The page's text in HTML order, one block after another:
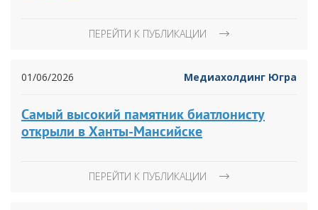
ПЕРЕЙТИ К ПУБЛИКАЦИИ
01/06/2026 Медиахолдинг Югра
Самый высокий памятник биатлонисту
открыли в Ханты-Мансийске
ПЕРЕЙТИ К ПУБЛИКАЦИИ